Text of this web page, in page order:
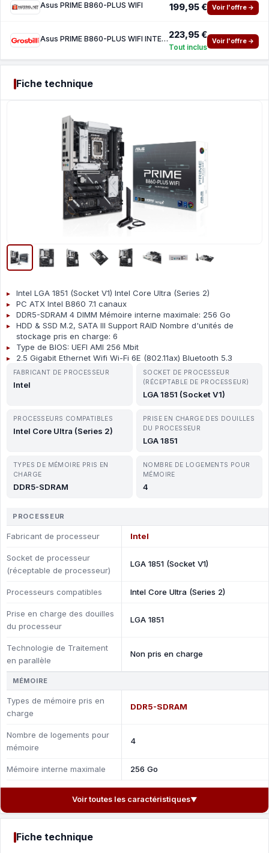
Asus PRIME B860-PLUS WIFI 199,95 € Voir l'offre →
Asus PRIME B860-PLUS WIFI INTEL B860 223,95 €
Tout inclus
Voir l'offre →
Fiche technique
Intel LGA 1851 (Socket V1) Intel Core Ultra (Series 2)
PC ATX Intel B860 7.1 canaux
DDR5-SDRAM 4 DIMM Mémoire interne maximale: 256 Go
HDD & SSD M.2, SATA III Support RAID Nombre d'unités de
stockage pris en charge: 6
Type de BIOS: UEFI AMI 256 Mbit
2.5 Gigabit Ethernet Wifi Wi-Fi 6E (802.11ax) Bluetooth 5.3
FABRICANT DE PROCESSEUR
Intel
SOCKET DE PROCESSEUR
(RÉCEPTABLE DE PROCESSEUR)
LGA 1851 (Socket V1)
PROCESSEURS COMPATIBLES
Intel Core Ultra (Series 2)
PRISE EN CHARGE DES DOUILLES
DU PROCESSEUR
LGA 1851
TYPES DE MÉMOIRE PRIS EN
CHARGE
DDR5-SDRAM
NOMBRE DE LOGEMENTS POUR
MÉMOIRE
4
PROCESSEUR
Fabricant de processeur Intel
Socket de processeur
(réceptable de processeur)
LGA 1851 (Socket V1)
Processeurs compatibles Intel Core Ultra (Series 2)
Prise en charge des douilles
du processeur
LGA 1851
Technologie de Traitement
en parallèle
Non pris en charge
MÉMOIRE
Types de mémoire pris en
charge
DDR5-SDRAM
Nombre de logements pour
mémoire
4
Mémoire interne maximale 256 Go
Voir toutes les caractéristiques▼
Fiche technique